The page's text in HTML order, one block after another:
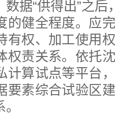
“供得出”之后
的健全程度。应
有权、加工使用
权责关系。依托
计算试点等平台
要素综合试验区